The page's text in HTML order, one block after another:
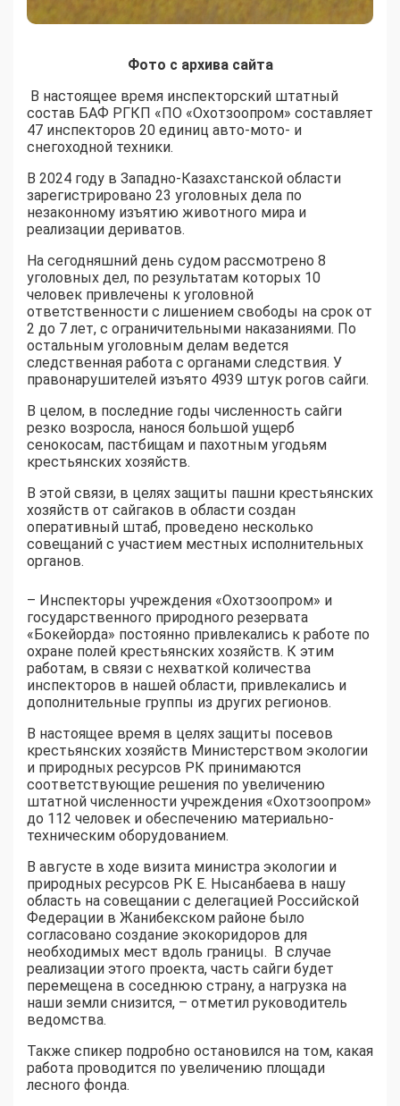
Фото с архива сайта
В настоящее время инспекторский штатный
состав БАФ РГКП «ПО «Охотзоопром» составляет
47 инспекторов 20 единиц авто-мото- и
снегоходной техники.
В 2024 году в Западно-Казахстанской области
зарегистрировано 23 уголовных дела по
незаконному изъятию животного мира и
реализации дериватов.
На сегодняшний день судом рассмотрено 8
уголовных дел, по результатам которых 10
человек привлечены к уголовной
ответственности с лишением свободы на срок от
2 до 7 лет, с ограничительными наказаниями. По
остальным уголовным делам ведется
следственная работа с органами следствия. У
правонарушителей изъято 4939 штук рогов сайги.
В целом, в последние годы численность сайги
резко возросла, нанося большой ущерб
сенокосам, пастбищам и пахотным угодьям
крестьянских хозяйств.
В этой связи, в целях защиты пашни крестьянских
хозяйств от сайгаков в области создан
оперативный штаб, проведено несколько
совещаний с участием местных исполнительных
органов.
– Инспекторы учреждения «Охотзоопром» и
государственного природного резервата
«Бокейорда» постоянно привлекались к работе по
охране полей крестьянских хозяйств. К этим
работам, в связи с нехваткой количества
инспекторов в нашей области, привлекались и
дополнительные группы из других регионов.
В настоящее время в целях защиты посевов
крестьянских хозяйств Министерством экологии
и природных ресурсов РК принимаются
соответствующие решения по увеличению
штатной численности учреждения «Охотзоопром»
до 112 человек и обеспечению материально-
техническим оборудованием.
В августе в ходе визита министра экологии и
природных ресурсов РК Е. Нысанбаева в нашу
область на совещании с делегацией Российской
Федерации в Жанибекском районе было
согласовано создание экокоридоров для
необходимых мест вдоль границы. В случае
реализации этого проекта, часть сайги будет
перемещена в соседнюю страну, а нагрузка на
наши земли снизится, – отметил руководитель
ведомства.
Также спикер подробно остановился на том, какая
работа проводится по увеличению площади
лесного фонда.